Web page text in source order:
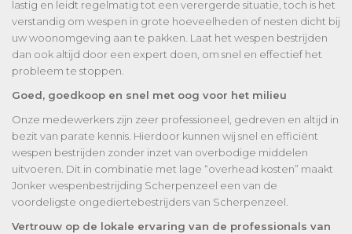
lastig en leidt regelmatig tot een verergerde situatie, toch is het
verstandig om wespen in grote hoeveelheden of nesten dicht bij
uw woonomgeving aan te pakken. Laat het wespen bestrijden
dan ook altijd door een expert doen, om snel en effectief het
probleem te stoppen.
Goed, goedkoop en snel met oog voor het milieu
Onze medewerkers zijn zeer professioneel, gedreven en altijd in
bezit van parate kennis. Hierdoor kunnen wij snel en efficiënt
wespen bestrijden zonder inzet van overbodige middelen
uitvoeren. Dit in combinatie met lage “overhead kosten” maakt
Jonker wespenbestrijding Scherpenzeel een van de
voordeligste ongediertebestrijders van Scherpenzeel.
Vertrouw op de lokale ervaring van de professionals van